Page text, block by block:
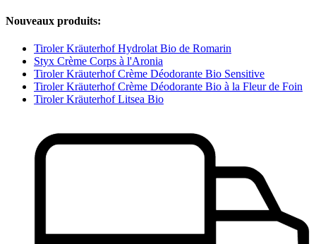
Nouveaux produits:
Tiroler Kräuterhof Hydrolat Bio de Romarin
Styx Crème Corps à l'Aronia
Tiroler Kräuterhof Crème Déodorante Bio Sensitive
Tiroler Kräuterhof Crème Déodorante Bio à la Fleur de Foin
Tiroler Kräuterhof Litsea Bio